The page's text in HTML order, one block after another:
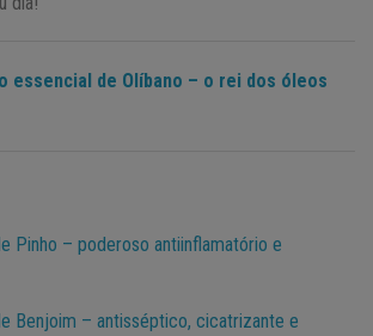
essencial de Olíbano – o rei dos óleos
Pinho – poderoso antiinflamatório e
Benjoim – antisséptico, cicatrizante e